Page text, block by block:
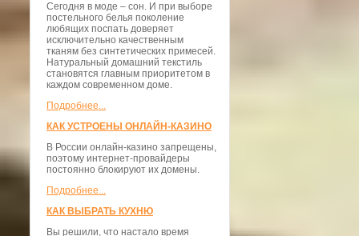
Сегодня в моде – сон. И при выборе
постельного белья поколение
любящих поспать доверяет
исключительно качественным
тканям без синтетических примесей.
Натуральный домашний текстиль
становятся главным приоритетом в
каждом современном доме.
Подробнее...
КАК УСТРОЕНЫ ОНЛАЙН-КАЗИНО
В России онлайн-казино запрещены,
поэтому интернет-провайдеры
постоянно блокируют их домены.
Подробнее...
КАК ВЫБРАТЬ КУХНЮ
Вы решили, что настало время